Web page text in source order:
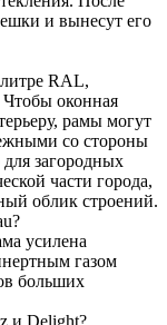
и вынесут его
RAL,
оконная
рамы могут
со стороны
загородных
части города,
облик строений.
усилена
газом
больших
и Delight?